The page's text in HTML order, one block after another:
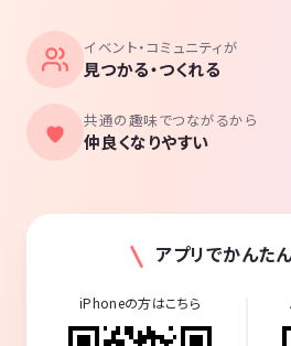
イベント・コミュニティが
見つかる・つくれる
共通の趣味でつながるから
仲良くなりやすい
アプリでかんた
iPhoneの方はこちら